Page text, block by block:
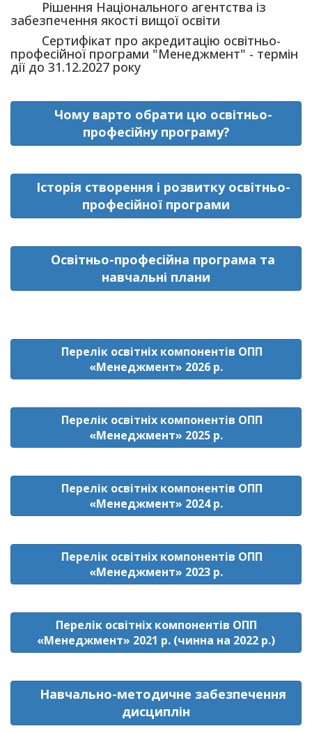
Рішення Національного агентства із
забезпечення якості вищої освіти
Сертифікат про акредитацію освітньо-
професійної програми "Менеджмент" - термін
дії до 31.12.2027 року
Чому варто обрати цю освітньо-
професійну програму?
Історія створення і розвитку освітньо-
професійної програми
Освітньо-професійна програма та
навчальні плани
Перелік освітніх компонентів ОПП
«Менеджмент» 2026 р.
Перелік освітніх компонентів ОПП
«Менеджмент» 2025 р.
Перелік освітніх компонентів ОПП
«Менеджмент» 2024 р.
Перелік освітніх компонентів ОПП
«Менеджмент» 2023 р.
Перелік освітніх компонентів ОПП
«Менеджмент» 2021 р. (чинна на 2022 р.)
Навчально-методичне забезпечення
дисциплін